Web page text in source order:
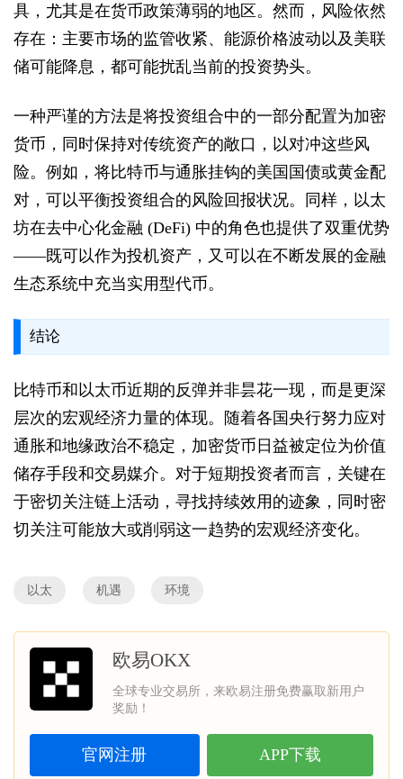
具，尤其是在货币政策薄弱的地区。然而，风险依然
存在：主要市场的监管收紧、能源价格波动以及美联
储可能降息，都可能扰乱当前的投资势头。
一种严谨的方法是将投资组合中的一部分配置为加密
货币，同时保持对传统资产的敞口，以对冲这些风
险。例如，将比特币与通胀挂钩的美国国债或黄金配
对，可以平衡投资组合的风险回报状况。同样，以太
坊在去中心化金融 (DeFi) 中的角色也提供了双重优势
——既可以作为投机资产，又可以在不断发展的金融
生态系统中充当实用型代币。
结论
比特币和以太币近期的反弹并非昙花一现，而是更深
层次的宏观经济力量的体现。随着各国央行努力应对
通胀和地缘政治不稳定，加密货币日益被定位为价值
储存手段和交易媒介。对于短期投资者而言，关键在
于密切关注链上活动，寻找持续效用的迹象，同时密
切关注可能放大或削弱这一趋势的宏观经济变化。
以太 机遇 环境
欧易OKX
全球专业交易所，来欧易注册免费赢取新用户
奖励！
官网注册 APP下载